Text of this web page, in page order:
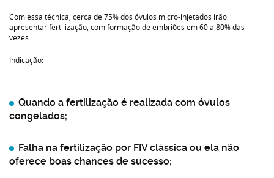
Com essa técnica, cerca de 75% dos óvulos micro-injetados irão
apresentar fertilização, com formação de embriões em 60 a 80% das
vezes.
Indicação:
Quando a fertilização é realizada com óvulos
congelados;
Falha na fertilização por FIV clássica ou ela não
oferece boas chances de sucesso;